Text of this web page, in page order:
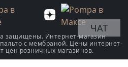
защищены. Интернет-магазин
с мембраной. Цены интернет-
цен розничных магазинов.
ЧАТ